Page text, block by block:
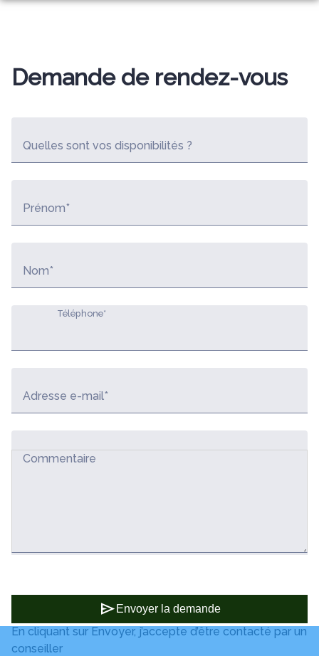
Aller
SERVICES AUX FAMILLES
NOTRE CHAMBRE FUNÉRAIRE
Demande de rendez-vous
Quelles sont vos disponibilités ?
Prénom*
Nom*
Téléphone*
Adresse e-mail*
Commentaire
send Envoyer la demande
En cliquant sur Envoyer, j’accepte d’être contacté par un
conseiller